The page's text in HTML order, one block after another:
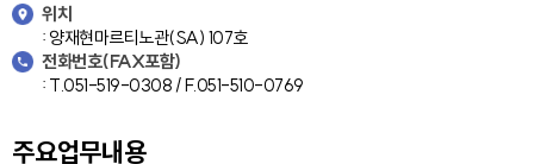
위치
: 양재현마르티노관(SA) 107호
전화번호(FAX포함)
: T.051-519-0308 / F.051-510-0769
주요업무내용